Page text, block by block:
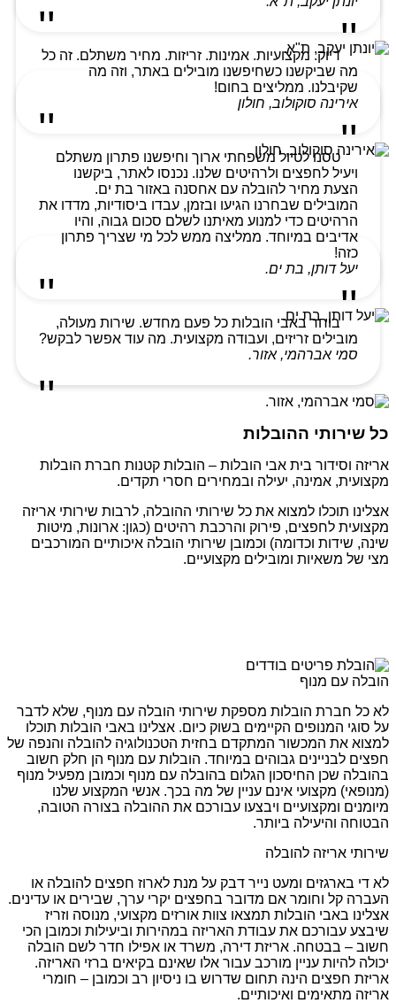
דיוק. מקצועיות. אמינות. זריזות. מחיר משתלם. זה כל
מה שביקשנו כשחיפשנו מובילים באתר, וזה מה
שקיבלנו. ממליצים בחום!
אירינה סוקולוב, חולון
טסנו לטיול משפחתי ארוך וחיפשנו פתרון משתלם
ויעיל לחפצים ולרהיטים שלנו. נכנסו לאתר, ביקשנו
הצעת מחיר להובלה עם אחסנה באזור בת ים.
המובילים שבחרנו הגיעו ובזמן, עבדו ביסודיות, מדדו את
הרהיטים כדי למנוע מאיתנו לשלם סכום גבוה, והיו
אדיבים במיוחד. ממליצה ממש לכל מי שצריך פתרון
כזה!
יעל דותן, בת ים.
בוחר באבי הובלות כל פעם מחדש. שירות מעולה,
מובילים זריזים, ועבודה מקצועית. מה עוד אפשר לבקש?
סמי אברהמי, אזור.
כל שירותי ההובלות
אריזה וסידור בית אבי הובלות – הובלות קטנות חברת הובלות
מקצועית, אמינה, יעילה ובמחירים חסרי תקדים.
אצלינו תוכלו למצוא את כל שירותי ההובלה, לרבות שירותי אריזה
מקצועית לחפצים, פירוק והרכבת רהיטים (כגון: ארונות, מיטות
שינה, שידות וכדומה) וכמובן שירותי הובלה איכותיים המורכבים
מצי של משאיות ומובילים מקצועיים.
הובלה עם מנוף
לא כל חברת הובלות מספקת שירותי הובלה עם מנוף, שלא לדבר
על סוגי המנופים הקיימים בשוק כיום. אצלינו באבי הובלות תוכלו
למצוא את המכשור המתקדם בחזית הטכנולוגיה להובלה והנפה של
חפצים לבניינים גבוהים במיוחד. הובלות עם מנוף הן חלק חשוב
בהובלה שכן החיסכון הגלום בהובלה עם מנוף וכמובן מפעיל מנוף
(מנופאי) מקצועי אינם עניין של מה בכך. אנשי המקצוע שלנו
מיומנים ומקצועיים ויבצעו עבורכם את ההובלה בצורה הטובה,
הבטוחה והיעילה ביותר.
שירותי אריזה להובלה
לא די בארגזים ומעט נייר דבק על מנת לארוז חפצים להובלה או
העברה קל וחומר אם מדובר בחפצים יקרי ערך, שבירים או עדינים.
אצלינו באבי הובלות תמצאו צוות אורזים מקצועי, מנוסה וזריז
שיבצע עבורכם את עבודת האריזה במהירות וביעילות וכמובן הכי
חשוב – בבטחה. אריזת דירה, משרד או אפילו חדר לשם הובלה
יכולה להיות עניין מורכב עבור אלו שאינם בקיאים ברזי האריזה.
אריזת חפצים הינה תחום שדרוש בו ניסיון רב וכמובן – חומרי
אריזה מתאימים ואיכותיים.